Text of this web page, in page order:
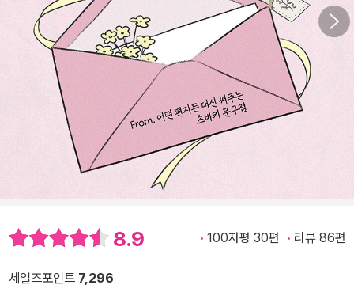
8.9 100자평 30편 리뷰 86편
세일즈포인트 7,296